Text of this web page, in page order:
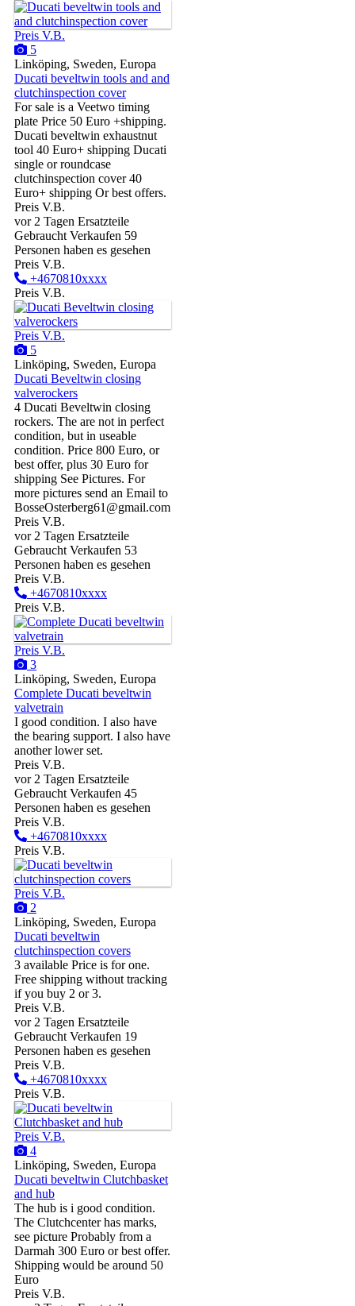
Preis V.B.
5
Linköping, Sweden, Europa
Ducati beveltwin tools and and
clutchinspection cover
For sale is a Veetwo timing
plate Price 50 Euro +shipping.
Ducati beveltwin exhaustnut
tool 40 Euro+ shipping Ducati
single or roundcase
clutchinspection cover 40
Euro+ shipping Or best offers.
Preis V.B.
vor 2 Tagen Ersatzteile
Gebraucht Verkaufen 59
Personen haben es gesehen
Preis V.B.
+4670810xxxx
Preis V.B.
Preis V.B.
5
Linköping, Sweden, Europa
Ducati Beveltwin closing
valverockers
4 Ducati Beveltwin closing
rockers. The are not in perfect
condition, but in useable
condition. Price 800 Euro, or
best offer, plus 30 Euro for
shipping See Pictures. For
more pictures send an Email to
BosseOsterberg61@gmail.com
Preis V.B.
vor 2 Tagen Ersatzteile
Gebraucht Verkaufen 53
Personen haben es gesehen
Preis V.B.
+4670810xxxx
Preis V.B.
Preis V.B.
3
Linköping, Sweden, Europa
Complete Ducati beveltwin
valvetrain
I good condition. I also have
the bearing support. I also have
another lower set.
Preis V.B.
vor 2 Tagen Ersatzteile
Gebraucht Verkaufen 45
Personen haben es gesehen
Preis V.B.
+4670810xxxx
Preis V.B.
Preis V.B.
2
Linköping, Sweden, Europa
Ducati beveltwin
clutchinspection covers
3 available Price is for one.
Free shipping without tracking
if you buy 2 or 3.
Preis V.B.
vor 2 Tagen Ersatzteile
Gebraucht Verkaufen 19
Personen haben es gesehen
Preis V.B.
+4670810xxxx
Preis V.B.
Preis V.B.
4
Linköping, Sweden, Europa
Ducati beveltwin Clutchbasket
and hub
The hub is i good condition.
The Clutchcenter has marks,
see picture Probably from a
Darmah 300 Euro or best offer.
Shipping would be around 50
Euro
Preis V.B.